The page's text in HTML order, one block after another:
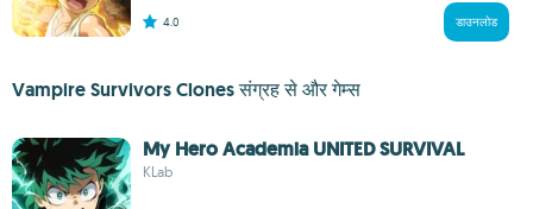
4.0 डाउनलोड
Vampire Survivors Clones संग्रह से और गेम्स
My Hero Academia UNITED SURVIVAL
KLab